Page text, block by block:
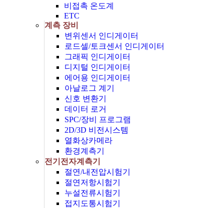
비접촉 온도계
ETC
계측 장비
변위센서 인디게이터
로드셀/토크센서 인디게이터
그래픽 인디게이터
디지털 인디게이터
에어용 인디게이터
아날로그 계기
신호 변환기
데이터 로거
SPC/장비 프로그램
2D/3D 비전시스템
열화상카메라
환경계측기
전기전자계측기
절연/내전압시험기
절연저항시험기
누설전류시험기
접지도통시험기